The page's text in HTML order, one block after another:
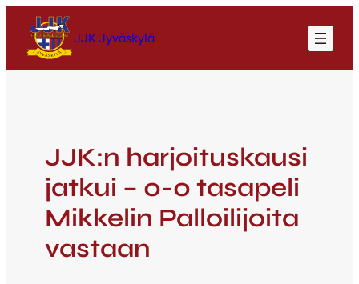
JJK Jyväskylä
JJK:n harjoituskausi
jatkui – 0-0 tasapeli
Mikkelin Palloilijoita
vastaan